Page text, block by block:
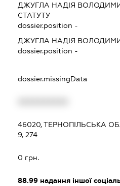
ДЖУГЛА НАДІЯ
СТАТУТУ
dossier.position -
ДЖУГЛА НАДІЯ
dossier.position -
dossier.missingData
46020, ТЕРНОПІЛЬСЬКА
9, 274
0 грн.
88.99надання іншої